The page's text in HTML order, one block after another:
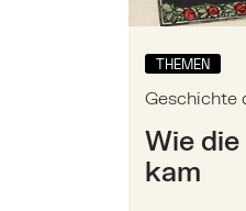
THEMEN
Geschichte
Wie
kam